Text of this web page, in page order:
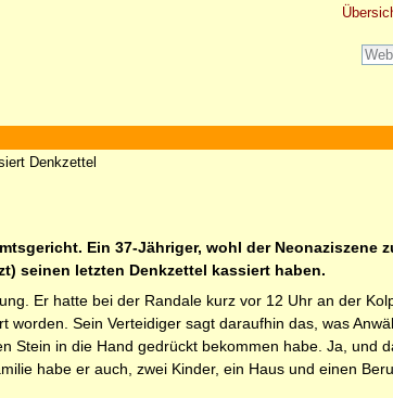
Denkzettel
Ein 37-Jähriger, wohl der Neonaziszene
seinen letzten Denkzettel kassiert haben.
Er hatte bei der Randale kurz vor 12 Uhr an der
Sein Verteidiger sagt daraufhin das, was
Stein in die Hand gedrückt bekommen habe. Ja, und
habe er auch, zwei Kinder, ein Haus und einen